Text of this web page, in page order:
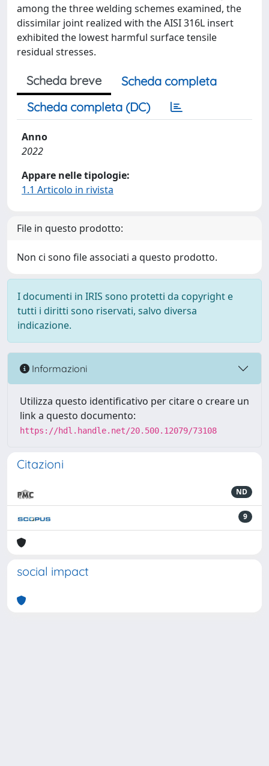
among the three welding schemes examined, the
dissimilar joint realized with the AISI 316L insert
exhibited the lowest harmful surface tensile
residual stresses.
Scheda breve
Scheda completa
Scheda completa (DC)
Anno
2022
Appare nelle tipologie:
1.1 Articolo in rivista
File in questo prodotto:
Non ci sono file associati a questo prodotto.
I documenti in IRIS sono protetti da copyright e
tutti i diritti sono riservati, salvo diversa
indicazione.
Informazioni
Utilizza questo identificativo per citare o creare un
link a questo documento:
https://hdl.handle.net/20.500.12079/73108
Citazioni
ND
9
social impact